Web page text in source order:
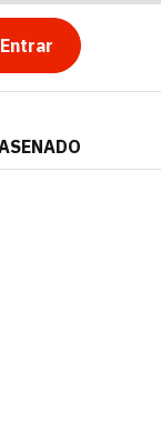
Entrar
SENADO